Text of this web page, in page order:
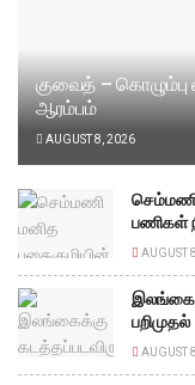
குவைத் –
ஆரம்பம்
AUGUST 8, 2026
செம்மணி
பணிகள்
AUGUST
பறிமுதல்
AUGUST